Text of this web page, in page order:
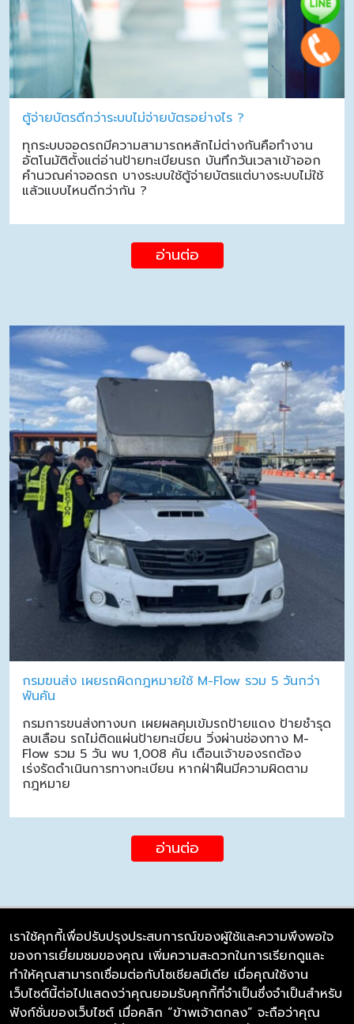
ตู้จ่ายบัตรดีกว่าระบบไม่จ่ายบัตรอย่างไร ?
ทุกระบบจอดรถมีความสามารถหลักไม่ต่างกันคือทำงาน
อัตโนมัติตั้งแต่อ่านป้ายทะเบียนรถ บันทึกวันเวลาเข้าออก
คำนวณค่าจอดรถ บางระบบใช้ตู้จ่ายบัตรแต่บางระบบไม่ใช้
แล้วแบบไหนดีกว่ากัน ?
อ่านต่อ
กรมขนส่ง เผยรถผิดกฎหมายใช้ M-Flow รวม 5 วันกว่า
พันคัน
กรมการขนส่งทางบก เผยผลคุมเข้มรถป้ายแดง ป้ายชำรุด
ลบเลือน รถไม่ติดแผ่นป้ายทะเบียน วิ่งผ่านช่องทาง M-
Flow รวม 5 วัน พบ 1,008 คัน เตือนเจ้าของรถต้อง
เร่งรัดดำเนินการทางทะเบียน หากฝ่าฝืนมีความผิดตาม
กฎหมาย
อ่านต่อ
บริษัท ซิมลิงค์ จำกัด
98/226 Bangrakyai-Baanmai Road,
Bangyai, Nonthaburi 11140
เราใช้คุกกี้เพื่อปรับปรุงประสบการณ์ของผู้ใช้และความพึงพอใจ
ของการเยี่ยมชมของคุณ เพิ่มความสะดวกในการเรียกดูและ
ทำให้คุณสามารถเชื่อมต่อกับโซเชียลมีเดีย เมื่อคุณใช้งาน
เว็บไซต์นี้ต่อไปแสดงว่าคุณยอมรับคุกกี้ที่จำเป็นซึ่งจำเป็นสำหรับ
ฟังก์ชั่นของเว็บไซต์ เมื่อคลิก “ข้าพเจ้าตกลง” จะถือว่าคุณ